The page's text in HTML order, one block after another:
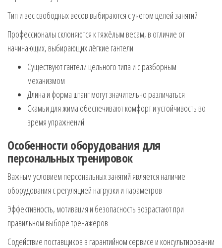
Тип и вес свободных весов выбираются с учетом целей занятий
Профессионалы склоняются к тяжёлым весам, в отличие от
начинающих, выбирающих лёгкие гантели
Существуют гантели цельного типа и с разборным
механизмом
Длина и форма штанг могут значительно различаться
Скамьи для жима обеспечивают комфорт и устойчивость во
время упражнений
Особенности оборудования для
персональных тренировок
Важным условием персональных занятий является наличие
оборудования с регуляцией нагрузки и параметров
Эффективность, мотивация и безопасность возрастают при
правильном выборе тренажеров
Содействие поставщиков в гарантийном сервисе и консультировании